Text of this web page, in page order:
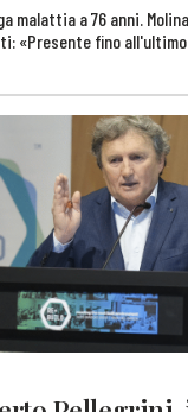
malattia a 76 anni.
«Presente fino